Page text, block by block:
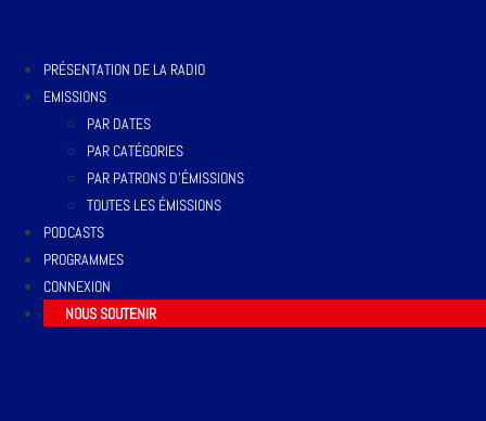
PRÉSENTATION DE LA RADIO
EMISSIONS
PAR DATES
PAR CATÉGORIES
PAR PATRONS D’ÉMISSIONS
TOUTES LES ÉMISSIONS
PODCASTS
PROGRAMMES
CONNEXION
NOUS SOUTENIR